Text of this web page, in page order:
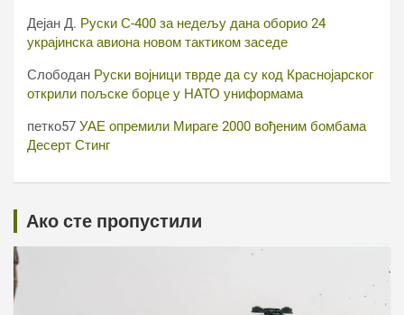
Дејан Д. Руски С-400 за недељу дана оборио 24
украјинска авиона новом тактиком заседе
Слободан Руски војници тврде да су код Краснојарског
открили пољске борце у НАТО униформама
петко57 УАЕ опремили Мираге 2000 вођеним бомбама
Десерт Стинг
Ако сте пропустили